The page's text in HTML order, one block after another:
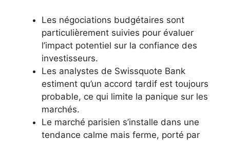
Les négociations budgétaires sont
particulièrement suivies pour évaluer
l’impact potentiel sur la confiance des
investisseurs.
Les analystes de Swissquote Bank
estiment qu’un accord tardif est toujours
probable, ce qui limite la panique sur les
marchés.
Le marché parisien s’installe dans une
tendance calme mais ferme, porté par